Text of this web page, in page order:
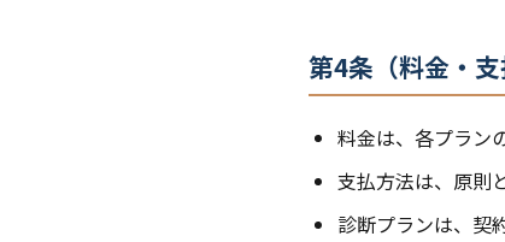
第4条（料金・支
料金は、各プラン
支払方法は、原則
診断プランは、契